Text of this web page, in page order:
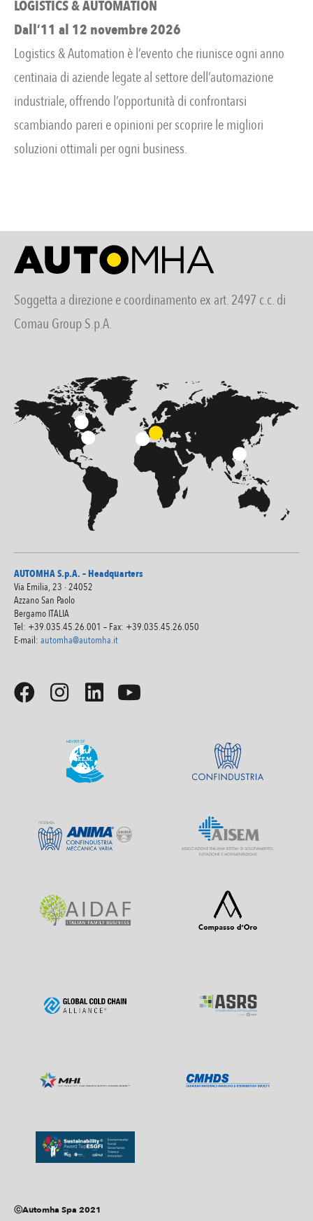
LOGISTICS & AUTOMATION
Dall’11 al 12 novembre 2026
Logistics & Automation è l’evento che riunisce ogni anno
centinaia di aziende legate al settore dell’automazione
industriale, offrendo l’opportunità di confrontarsi
scambiando pareri e opinioni per scoprire le migliori
soluzioni ottimali per ogni business.
Soggetta a direzione e coordinamento ex art. 2497 c.c. di
Comau Group S.p.A.
AUTOMHA S.p.A. – Headquarters
Via Emilia, 23 · 24052
Azzano San Paolo
Bergamo ITALIA
Tel: +39.035.45.26.001 – Fax: +39.035.45.26.050
E-mail: automha@automha.it
ⓒAutomha Spa 2021